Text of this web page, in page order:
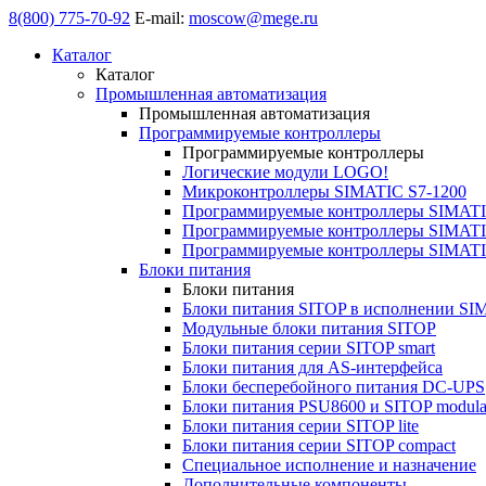
8(800) 775-70-92 E-mail: moscow@mege.ru
Каталог
Каталог
Промышленная автоматизация
Промышленная автоматизация
Программируемые контроллеры
Программируемые контроллеры
Логические модули LOGO!
Микроконтроллеры SIMATIC S7-1200
Программируемые контроллеры
Программируемые контроллеры
Программируемые контроллеры
Блоки питания
Блоки питания
Блоки питания SITOP в исполнении
Модульные блоки питания SITOP
Блоки питания серии SITOP smart
Блоки питания для AS-интерфейса
Блоки бесперебойного питания DC-UPS
Блоки питания PSU8600 и SITOP
Блоки питания серии SITOP lite
Блоки питания серии SITOP compact
Специальное исполнение и назначение